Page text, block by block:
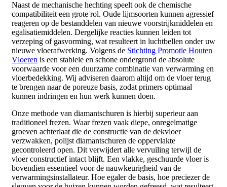
Naast de mechanische hechting speelt ook de chemische
compatibiliteit een grote rol. Oude lijmsoorten kunnen agressief
reageren op de bestanddelen van nieuwe voorstrijkmiddelen en
egalisatiemiddelen. Dergelijke reacties kunnen leiden tot
verzeping of gasvorming, wat resulteert in luchtbellen onder uw
nieuwe vloerafwerking. Volgens de Stichting Promotie Houten
Vloeren is een stabiele en schone ondergrond de absolute
voorwaarde voor een duurzame combinatie van verwarming en
vloerbedekking. Wij adviseren daarom altijd om de vloer terug
te brengen naar de poreuze basis, zodat primers optimaal
kunnen indringen en hun werk kunnen doen.
Onze methode van diamantschuren is hierbij superieur aan
traditioneel frezen. Waar frezen vaak diepe, onregelmatige
groeven achterlaat die de constructie van de dekvloer
verzwakken, polijst diamantschuren de oppervlakte
gecontroleerd open. Dit verwijdert alle vervuiling terwijl de
vloer constructief intact blijft. Een vlakke, geschuurde vloer is
bovendien essentieel voor de nauwkeurigheid van de
verwarmingsinstallateur. Hoe egaler de basis, hoe preciezer de